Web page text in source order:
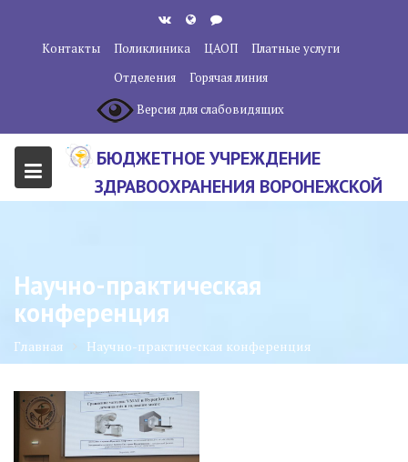
содержанию
Контакты Поликлиника ЦАОП
Платные услуги
Отделения
Горячая линия
Версия для слабовидящих
БЮДЖЕТНОЕ УЧРЕЖДЕНИЕ
ЗДРАВООХРАНЕНИЯ ВОРОНЕЖСКОЙ
ЦЕНТР"
Научно-практическая
конференция
Главная Научно-практическая конференция